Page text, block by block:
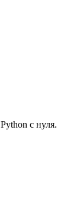
с нуля.